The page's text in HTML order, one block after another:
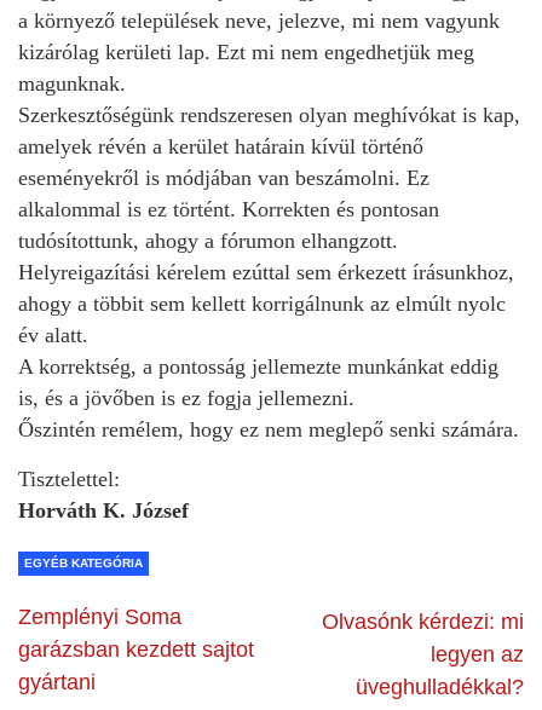
a környező települések neve, jelezve, mi nem vagyunk
kizárólag kerületi lap. Ezt mi nem engedhetjük meg
magunknak.
Szerkesztőségünk rendszeresen olyan meghívókat is kap,
amelyek révén a kerület határain kívül történő
eseményekről is módjában van beszámolni. Ez
alkalommal is ez történt. Korrekten és pontosan
tudósítottunk, ahogy a fórumon elhangzott.
Helyreigazítási kérelem ezúttal sem érkezett írásunkhoz,
ahogy a többit sem kellett korrigálnunk az elmúlt nyolc
év alatt.
A korrektség, a pontosság jellemezte munkánkat eddig
is, és a jövőben is ez fogja jellemezni.
Őszintén remélem, hogy ez nem meglepő senki számára.
Tisztelettel:
Horváth K. József
EGYÉB KATEGÓRIA
Zemplényi Soma
garázsban kezdett sajtot
gyártani
Olvasónk kérdezi: mi
legyen az
üveghulladékkal?